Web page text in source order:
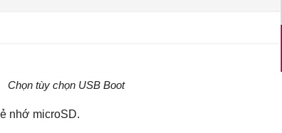
Chọn tùy chọn USB Boot
nhớ microSD.